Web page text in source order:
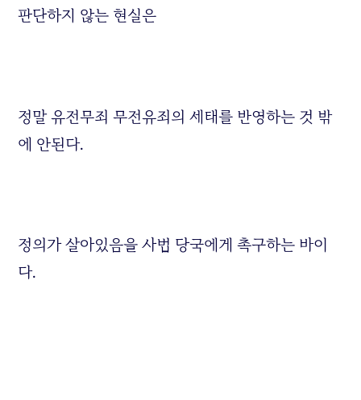
판단하지 않는 현실은
정말 유전무죄 무전유죄의 세태를 반영하는 것 밖
에 안된다.
정의가 살아있음을 사법 당국에게 촉구하는 바이
다.